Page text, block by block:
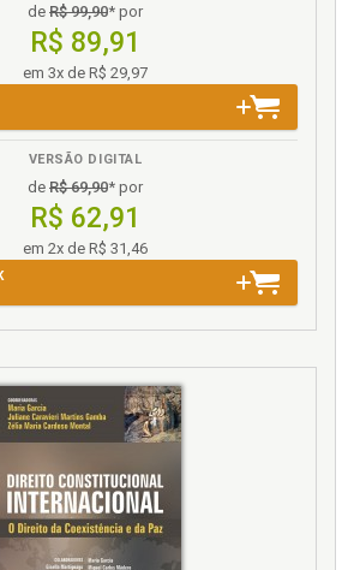
de R$ 99,90* por
R$ 89,91
em 3x de R$ 29,97
VERSÃO DIGITAL
de R$ 69,90* por
R$ 62,91
em 2x de R$ 31,46